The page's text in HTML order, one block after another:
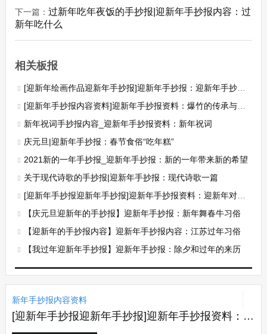
下一篇： 过新年吃年夜饭的手抄报|迎新年手抄报内容：过
新年吃什么
相关板报
[迎新年绘画作品迎新年手抄报]迎新年手抄报：迎新年手抄报内容
[迎新年手抄报内容资料]迎新年手抄报资料：爆竹的传承与发展
新年祝词手抄报内容_迎新年手抄报资料：新年祝词
庆元旦|迎新年手抄报：春节食俗“吃年糕”
2021新的一年手抄报_迎新年手抄报：新的一年带来新的希望
关于现代诗歌的手抄报|迎新年手抄报：现代诗歌一篇
[迎新年手抄报迎新年手抄报]迎新年手抄报资料：迎新年对联大全
【庆元旦迎新年的手抄报】迎新年手抄报：新年舞春牛习俗
【迎新年的手抄报内容】迎新年手抄报内容：江苏过年习俗
【我过年迎新年手抄报】迎新年手抄报：除夕和过年的来历
新年手抄报内容资料
[迎新年手抄报迎新年手抄报]迎新年手抄报资料：迎新年对联大全